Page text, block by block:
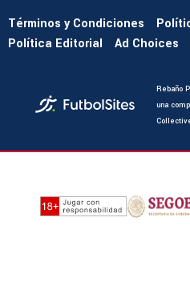
Términos y Condiciones
Política Editorial
Ad Choices
Rebaño
una